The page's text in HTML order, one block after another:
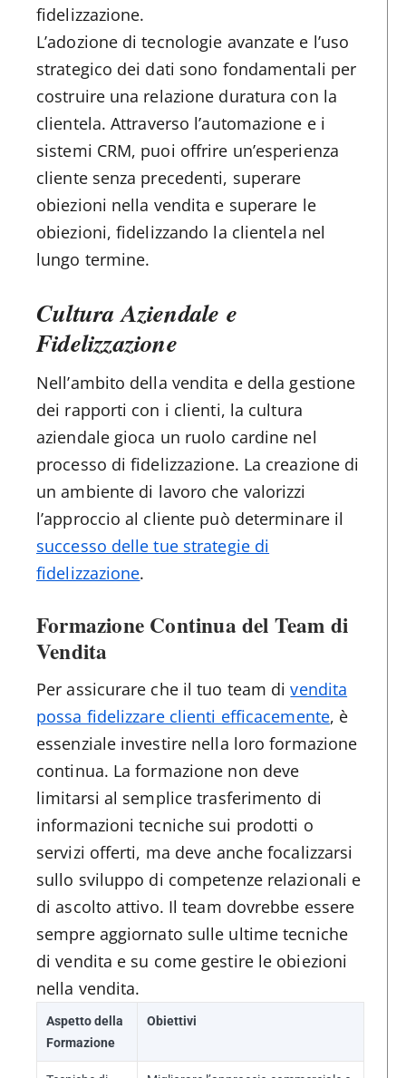
fidelizzazione.
L’adozione di tecnologie avanzate e l’uso
strategico dei dati sono fondamentali per
costruire una relazione duratura con la
clientela. Attraverso l’automazione e i
sistemi CRM, puoi offrire un’esperienza
cliente senza precedenti, superare
obiezioni nella vendita e superare le
obiezioni, fidelizzando la clientela nel
lungo termine.
Cultura Aziendale e
Fidelizzazione
Nell’ambito della vendita e della gestione
dei rapporti con i clienti, la cultura
aziendale gioca un ruolo cardine nel
processo di fidelizzazione. La creazione di
un ambiente di lavoro che valorizzi
l’approccio al cliente può determinare il
successo delle tue strategie di
fidelizzazione.
Formazione Continua del Team di
Vendita
Per assicurare che il tuo team divendita
possa fidelizzare clienti efficacemente, è
essenziale investire nella loro formazione
continua. La formazione non deve
limitarsi al semplice trasferimento di
informazioni tecniche sui prodotti o
servizi offerti, ma deve anche focalizzarsi
sullo sviluppo di competenze relazionali e
di ascolto attivo. Il team dovrebbe essere
sempre aggiornato sulle ultime tecniche
di vendita e su come gestire le obiezioni
nella vendita.
Aspetto della
Formazione
Obiettivi